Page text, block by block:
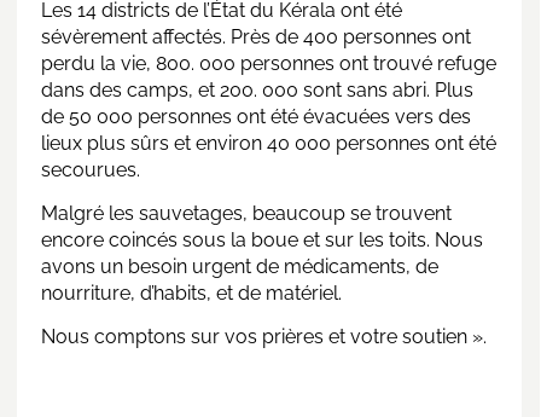
Les 14 districts de l’État du Kérala ont été
sévèrement affectés. Près de 400 personnes ont
perdu la vie, 800. 000 personnes ont trouvé refuge
dans des camps, et 200. 000 sont sans abri. Plus
de 50 000 personnes ont été évacuées vers des
lieux plus sûrs et environ 40 000 personnes ont été
secourues.
Malgré les sauvetages, beaucoup se trouvent
encore coincés sous la boue et sur les toits. Nous
avons un besoin urgent de médicaments, de
nourriture, d’habits, et de matériel.
Nous comptons sur vos prières et votre soutien ».